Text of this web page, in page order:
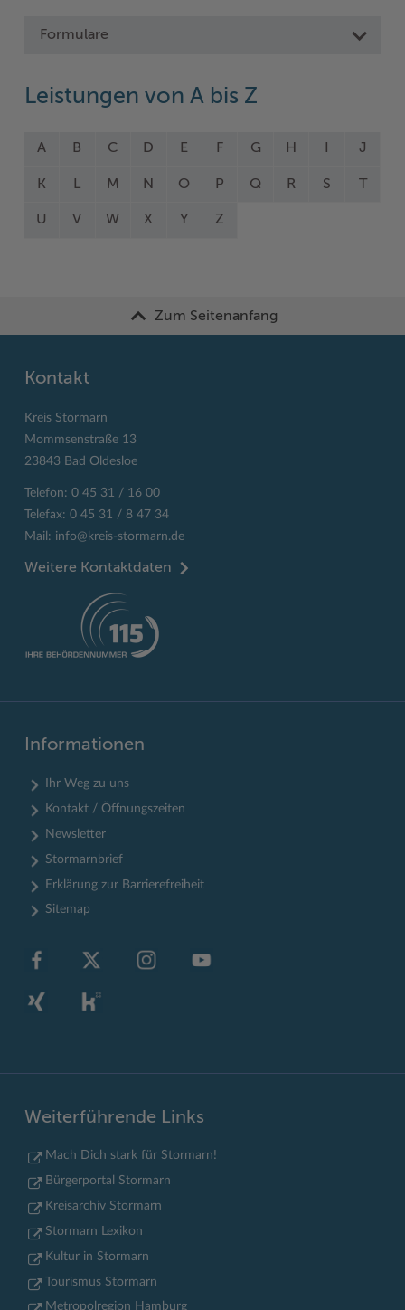
Formulare
Leistungen von A bis Z
A B C D E F G H I J
K L M N O P Q R S
U V W X Y Z
Zum Seitenanfang
Kontakt
Kreis Stormarn
Mommsenstraße 13
23843 Bad Oldesloe
Telefon: 0 45 31 / 16 00
Telefax: 0 45 31 / 8 47 34
Mail: info@kreis-stormarn.de
Weitere Kontaktdaten
Informationen
Ihr Weg zu uns
Kontakt / Öffnungszeiten
Newsletter
Stormarnbrief
Erklärung zur Barrierefreiheit
Sitemap
Weiterführende Links
Mach Dich stark für Stormarn!
Bürgerportal Stormarn
Kreisarchiv Stormarn
Stormarn Lexikon
Kultur in Stormarn
Tourismus Stormarn
Metropolregion Hamburg